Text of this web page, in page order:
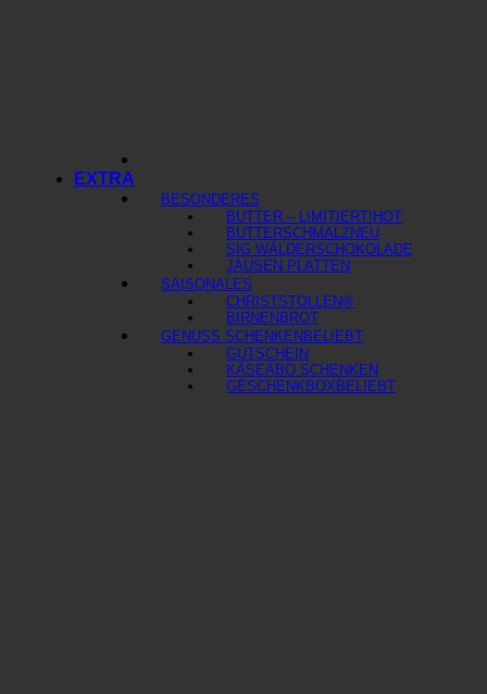
EXTRA
BESONDERES
BUTTER – LIMITIERT!
BUTTERSCHMALZ
SIG WÄLDERSCHOKOLADE
JAUSEN PLATTEN
SAISONALES
CHRISTSTOLLEN®
BIRNENBROT
GENUSS SCHENKEN
GUTSCHEIN
KÄSEABO SCHENKEN
GESCHENKBOX